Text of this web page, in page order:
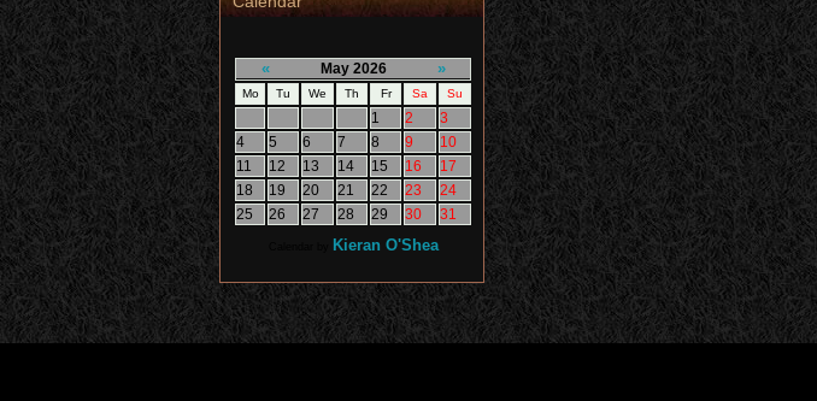
« May 2026 »
Mo Tu We Th Fr Sa Su
1 2
3
4
5 6 7 8 9
10
11
12 13 14 15 16
17
18
19 20 21 22 23
24
25
26 27 28 29 30 31
Kieran O'Shea